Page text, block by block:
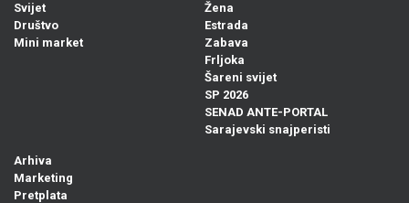
Svijet
Društvo
Mini market
Žena
Estrada
Zabava
Frljoka
Šareni svijet
SP 2026
SENAD ANTE-PORTAL
Sarajevski snajperisti
Arhiva
Marketing
Pretplata